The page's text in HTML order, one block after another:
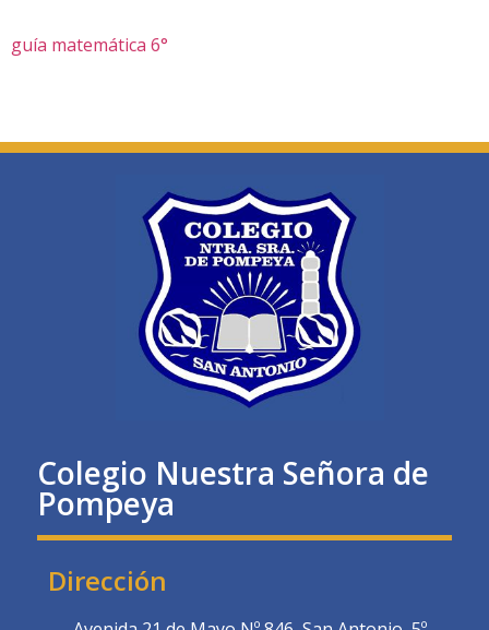
guía matemática 6°
Colegio Nuestra Señora de
Pompeya
Dirección